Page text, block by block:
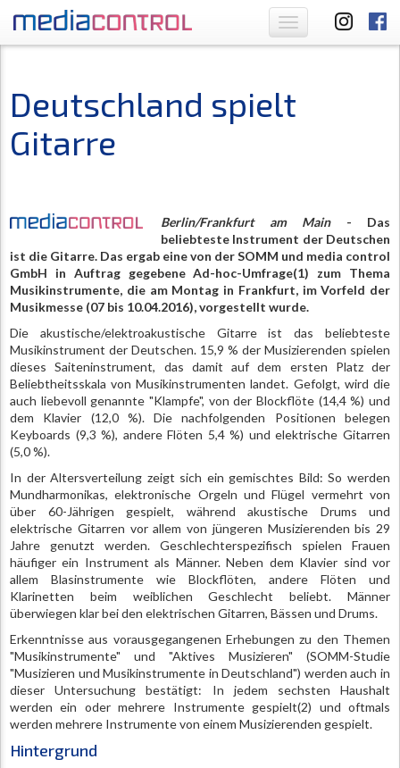
Toggle
navigation
Deutschland spielt
Gitarre
Berlin/Frankfurt am Main- Das
beliebteste Instrument der Deutschen
ist die Gitarre. Das ergab eine von der SOMM und media control
GmbH in Auftrag gegebene Ad-hoc-Umfrage(1) zum Thema
Musikinstrumente, die am Montag in Frankfurt, im Vorfeld der
Musikmesse (07 bis 10.04.2016), vorgestellt wurde.
Die akustische/elektroakustische Gitarre ist das beliebteste
Musikinstrument der Deutschen. 15,9 % der Musizierenden spielen
dieses Saiteninstrument, das damit auf dem ersten Platz der
Beliebtheitsskala von Musikinstrumenten landet. Gefolgt, wird die
auch liebevoll genannte "Klampfe", von der Blockflöte (14,4 %) und
dem Klavier (12,0 %). Die nachfolgenden Positionen belegen
Keyboards (9,3 %), andere Flöten 5,4 %) und elektrische Gitarren
(5,0 %).
In der Altersverteilung zeigt sich ein gemischtes Bild: So werden
Mundharmonikas, elektronische Orgeln und Flügel vermehrt von
über 60-Jährigen gespielt, während akustische Drums und
elektrische Gitarren vor allem von jüngeren Musizierenden bis 29
Jahre genutzt werden. Geschlechterspezifisch spielen Frauen
häufiger ein Instrument als Männer. Neben dem Klavier sind vor
allem Blasinstrumente wie Blockflöten, andere Flöten und
Klarinetten beim weiblichen Geschlecht beliebt. Männer
überwiegen klar bei den elektrischen Gitarren, Bässen und Drums.
Erkenntnisse aus vorausgegangenen Erhebungen zu den Themen
"Musikinstrumente" und "Aktives Musizieren" (SOMM-Studie
"Musizieren und Musikinstrumente in Deutschland") werden auch in
dieser Untersuchung bestätigt: In jedem sechsten Haushalt
werden ein oder mehrere Instrumente gespielt(2) und oftmals
werden mehrere Instrumente von einem Musizierenden gespielt.
Hintergrund